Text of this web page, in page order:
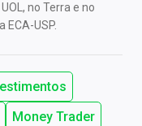
no Terra e no
ECA-USP.
Money Trader